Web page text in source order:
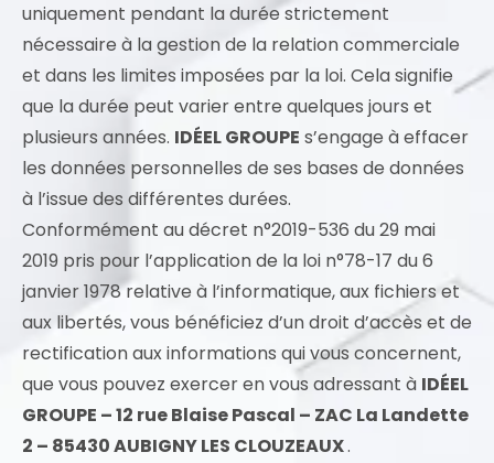
uniquement pendant la durée strictement
nécessaire à la gestion de la relation commerciale
et dans les limites imposées par la loi. Cela signifie
que la durée peut varier entre quelques jours et
plusieurs années. IDÉEL GROUPE s’engage à effacer
les données personnelles de ses bases de données
à l’issue des différentes durées.
Conformément au décret n°2019-536 du 29 mai
2019 pris pour l’application de la loi n°78-17 du 6
janvier 1978 relative à l’informatique, aux fichiers et
aux libertés, vous bénéficiez d’un droit d’accès et de
rectification aux informations qui vous concernent,
que vous pouvez exercer en vous adressant à IDÉEL
GROUPE – 12 rue Blaise Pascal – ZAC La Landette
2 – 85430 AUBIGNY LES CLOUZEAUX.